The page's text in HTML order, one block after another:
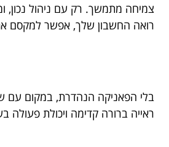
צמיחה מתמשך. רק עם ניהול נכון,
רואה החשבון שלך, אפשר למקסם
בלי הפאניקה הנהדרת, במקום עם
ראייה ברורה קדימה ויכולת פעולה